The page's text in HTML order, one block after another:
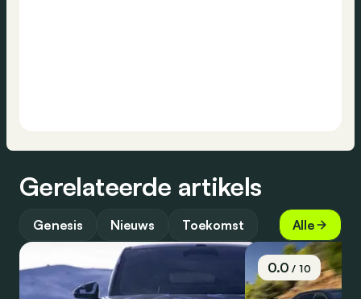
Gerelateerde artikels
Genesis Nieuws Toekomst Alle
0.0/ 10